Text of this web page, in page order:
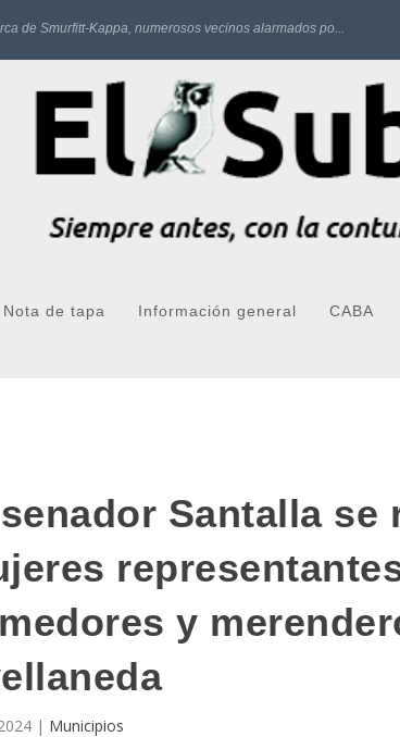
de Smurfitt-Kappa, numerosos vecinos alarmados po...
Nota de tapa Información general CABA
Santalla se
y
| Municipios